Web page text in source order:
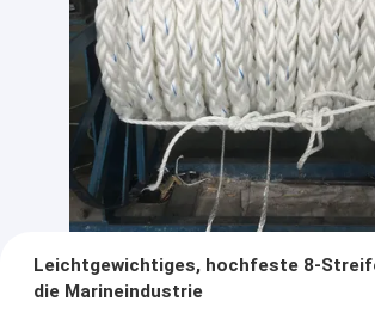
Leichtgewichtiges, hochfeste 8-
die Marineindustrie